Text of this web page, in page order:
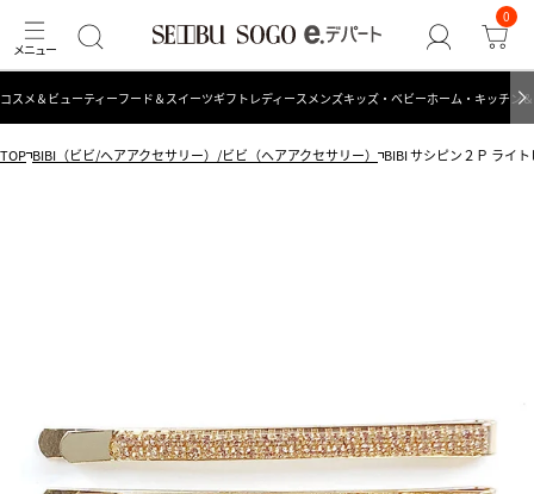
0
コスメ＆ビューティーフード＆スイーツギフト レディース メンズキッズ・ベビーホーム・キッチン
TOP BIBI（ビビ/ヘアアクセサリー）/ビビ（ヘアアクセサリー） BIBI サシピン２Ｐ ライ